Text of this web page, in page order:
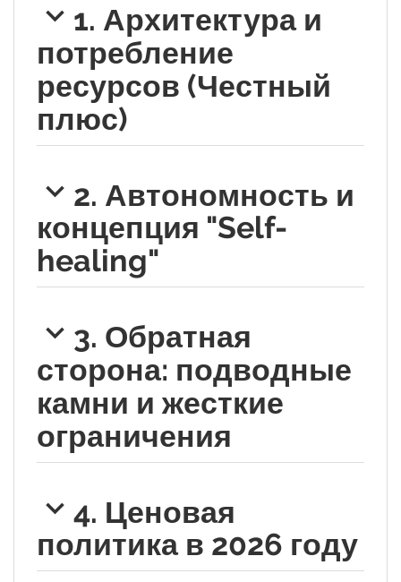
1. Архитектура и
потребление
ресурсов (Честный
плюс)
2. Автономность и
концепция "Self-
healing"
3. Обратная
сторона: подводные
камни и жесткие
ограничения
4. Ценовая
политика в 2026 году